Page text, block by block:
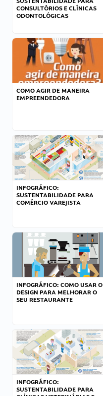
CONSULTÓRIOS E CLÍNICAS
ODONTOLÓGICAS
COMO AGIR DE MANEIRA
EMPREENDEDORA
INFOGRÁFICO:
SUSTENTABILIDADE PARA
COMÉRCIO VAREJISTA
INFOGRÁFICO: COMO USAR O
DESIGN PARA MELHORAR O
SEU RESTAURANTE
INFOGRÁFICO:
SUSTENTABILIDADE PARA